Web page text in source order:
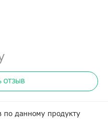
ОТЗЫВ
по данному продукту